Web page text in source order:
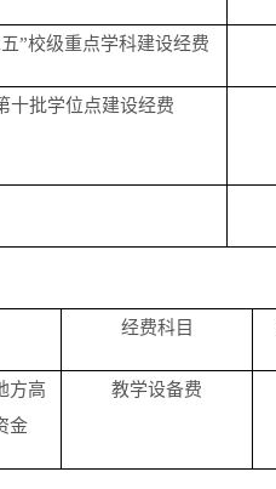
”校级重点学科建设经费
十批学位点建设经费
经费科目
方高
金
教学设备费